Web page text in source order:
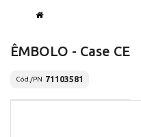
ÊMBOLO - Case CE
Cód./PN 71103581